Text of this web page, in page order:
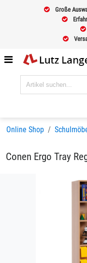
Große
Online Shop
Conen Ergo Tray